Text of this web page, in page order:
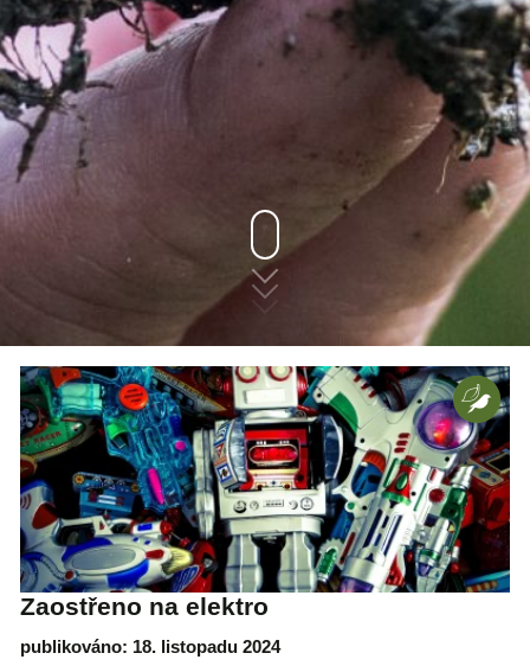
Zaostřeno na elektro
publikováno: 18. listopadu 2024